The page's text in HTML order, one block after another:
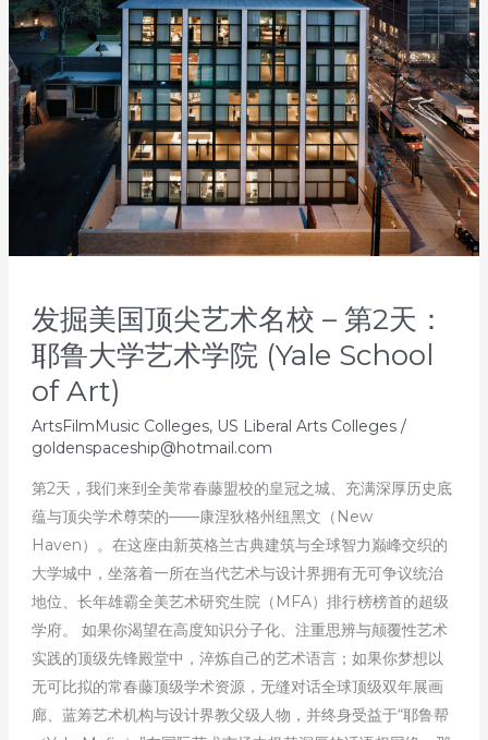
发掘美国顶尖艺术名校 – 第2天：
耶鲁大学艺术学院 (Yale School
of Art)
ArtsFilmMusic Colleges, US Liberal Arts Colleges/
goldenspaceship@hotmail.com
第2天，我们来到全美常春藤盟校的皇冠之城、充满深厚历史底
蕴与顶尖学术尊荣的——康涅狄格州纽黑文（New
Haven）。在这座由新英格兰古典建筑与全球智力巅峰交织的
大学城中，坐落着一所在当代艺术与设计界拥有无可争议统治
地位、长年雄霸全美艺术研究生院（MFA）排行榜榜首的超级
学府。 如果你渴望在高度知识分子化、注重思辨与颠覆性艺术
实践的顶级先锋殿堂中，淬炼自己的艺术语言；如果你梦想以
无可比拟的常春藤顶级学术资源，无缝对话全球顶级双年展画
廊、蓝筹艺术机构与设计界教父级人物，并终身受益于“耶鲁帮